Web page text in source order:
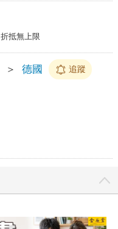
折抵無上限
＞ 德國 追蹤